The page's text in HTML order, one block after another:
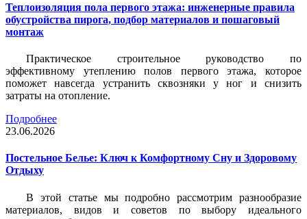
Теплоизоляция пола первого этажа: инженерные правила
обустройства пирога, подбор материалов и пошаговый
монтаж
Практическое строительное руководство по
эффективному утеплению полов первого этажа, которое
поможет навсегда устранить сквозняки у ног и снизить
затраты на отопление.
Подробнее
23.06.2026
Постельное Белье: Ключ к Комфортному Сну и Здоровому
Отдыху
В этой статье мы подробно рассмотрим разнообразие
материалов, видов и советов по выбору идеального